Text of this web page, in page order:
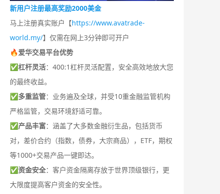
新用户注册最高奖励2000美金
马上注册真实账户【https://www.avatrade-
world.my/】仅需在网上3分钟即可开户
🔥爱华交易平台优势
✅杠杆灵活：400:1杠杆灵活配置，安全高效地放大您
的最终收益。
✅多重监管：业务遍及全球，并受10重金融监管机构
严格监管，交易环境舒适可靠。
✅产品丰富：涵盖了大多数金融衍生品，包括货币
对，差价合约（指数，债券，大宗商品），ETF，期权
等1000+交易产品一键即达。
✅资金安全：客户资金隔离存放于世界顶级银行，更
大限度提高客户资金的安全性。